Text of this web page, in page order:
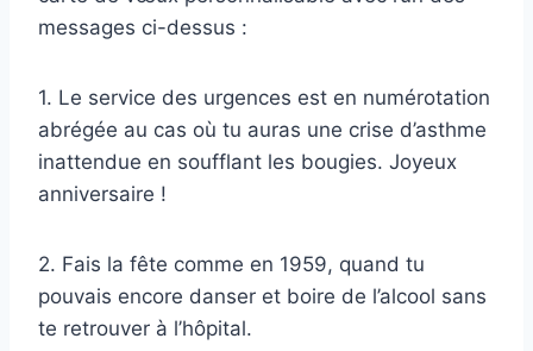
messages ci-dessus :
1. Le service des urgences est en numérotation
abrégée au cas où tu auras une crise d’asthme
inattendue en soufflant les bougies. Joyeux
anniversaire !
2. Fais la fête comme en 1959, quand tu
pouvais encore danser et boire de l’alcool sans
te retrouver à l’hôpital.